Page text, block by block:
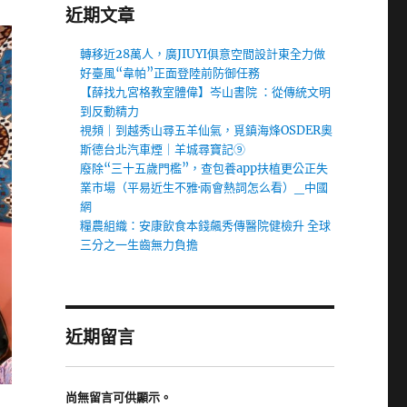
近期文章
轉移近28萬人，廣JIUYI俱意空間設計東全力做
好臺風“韋帕”正面登陸前防御任務
【薛找九宮格教室體偉】岑山書院 ：從傳統文明
到反動精力
視頻｜到越秀山尋五羊仙氣，覓鎮海烽OSDER奧
斯德台北汽車煙｜羊城尋寶記⑨
廢除“三十五歲門檻”，查包養app扶植更公正失
業市場（平易近生不雅·兩會熱詞怎么看）_中國
網
糧農組織：安康飲食本錢飆秀傳醫院健檢升 全球
三分之一生齒無力負擔
近期留言
尚無留言可供顯示。